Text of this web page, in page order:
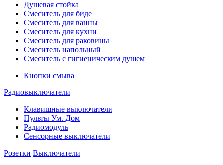
Душевая стойка
Смеситель для биде
Смеситель для ванны
Смеситель для кухни
Смеситель для раковины
Смеситель напольный
Смеситель с гигиеническим душем
Кнопки смыва
Радиовыключатели
Клавишные выключатели
Пульты Ум. Дом
Радиомодуль
Сенсорные выключатели
Розетки Выключатели